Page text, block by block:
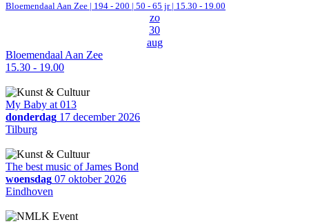
Bloemendaal Aan Zee | 194 - 200 | 50 - 65 jr | 15.30 - 19.00
zo
30
aug
Bloemendaal Aan Zee
15.30 - 19.00
My Baby at 013
donderdag 17 december 2026
Tilburg
The best music of James Bond
woensdag 07 oktober 2026
Eindhoven